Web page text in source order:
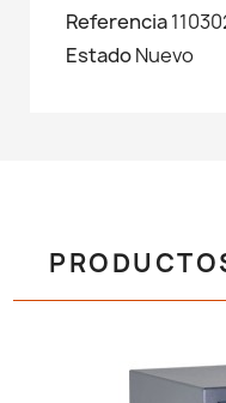
Referencia
EstadoNuevo